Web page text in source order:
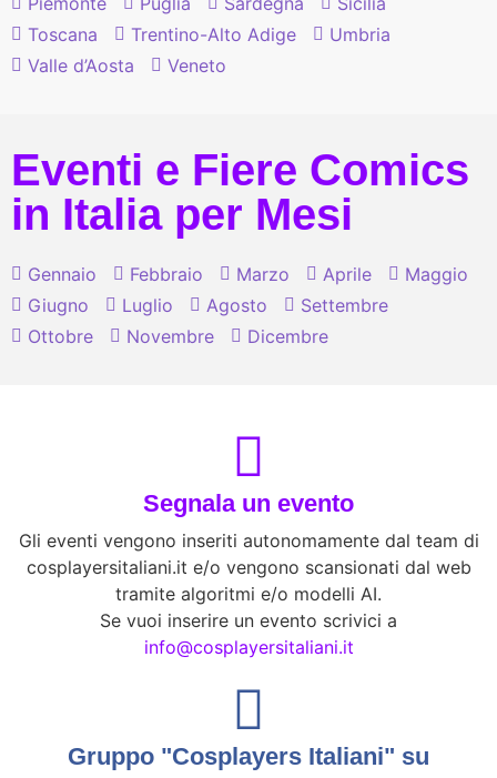
Toscana
Trentino-Alto Adige
Umbria
Valle d’Aosta
Veneto
Eventi e Fiere Comics
in Italia per Mesi
Gennaio Febbraio Marzo Aprile
Maggio
Giugno
Luglio Agosto
Settembre
Ottobre
Novembre Dicembre
Segnala un evento
Gli eventi vengono inseriti autonomamente dal team di
cosplayersitaliani.it e/o vengono scansionati dal web
tramite algoritmi e/o modelli AI.
Se vuoi inserire un evento scrivici a
info@cosplayersitaliani.it
Gruppo "Cosplayers Italiani" su